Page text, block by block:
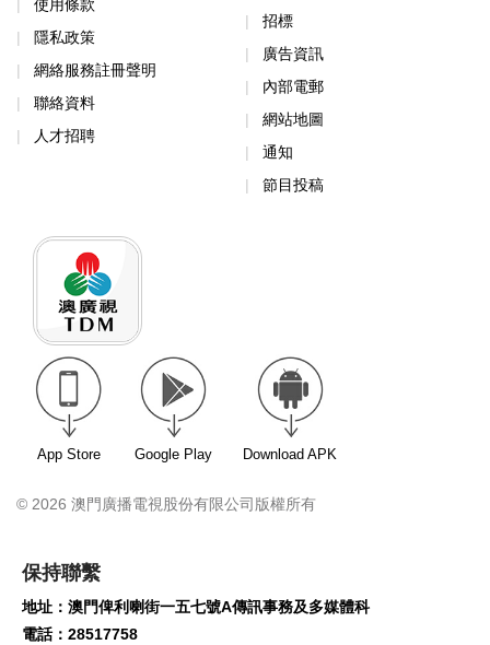
使用條款
隱私政策
網絡服務註冊聲明
聯絡資料
人才招聘
招標
廣告資訊
內部電郵
網站地圖
通知
節目投稿
App Store Google Play Download APK
© 2026 澳門廣播電視股份有限公司版權所有
保持聯繫
地址：澳門俾利喇街一五七號A傳訊事務及多媒體科
電話：28517758